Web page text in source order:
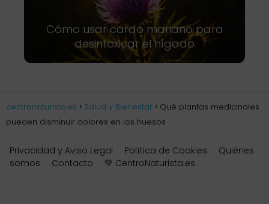
Cómo usar cardo mariano para
desintoxicar el hígado
centronaturista.es Salud y Bienestar
Qué plantas medicinales
pueden disminuir dolores en los huesos
Privacidad y Aviso Legal Política de Cookies
Quiénes
somos
Contacto 💚 CentroNaturista.es